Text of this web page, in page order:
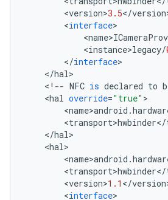
<version>3.5</version
<interface>
<name>
<instance>legacy/
</interface>
</hal>
< ! -- NFC is declared to
<hal override="true" >
<name>android .
<transport>hwbinder</
</hal>
<hal>
<name>android .
<transport>hwbinder</
<version>1.1 </version
<interface>